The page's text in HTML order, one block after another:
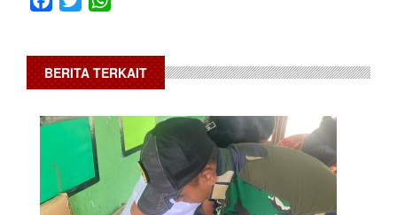
BERITA TERKAIT